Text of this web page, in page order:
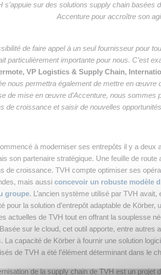
s’appuie sur des solutions supply chain basées
Accenture pour accroître son
de faire appel à un seul fournisseur pour
particulièrement importante pour nous. C’est
VP Logistics & Supply Chain,
nous permettra également de mettre en œuvre
de mise en œuvre d’Accenture, nous sommes
de croissance et saisir de nouvelles
à moderniser ses entrepôts il y a deux
son partenaire stratégique. Une feuille de
de croissance. TVH compte optimiser ses
mais aussi concevoir un robuste modèle
groupe. L’ancien système utilisé par TVH
pour la solution d’entrepôt adaptable de Körber,
actuelles de TVH tout en offrant la souplesse
sur le cloud, cet outil apporte, entre autres
La capacité de Körber à fournir une solution
de TVH a été l’élément déterminant dans le
de la supply chain de TVH est un projet